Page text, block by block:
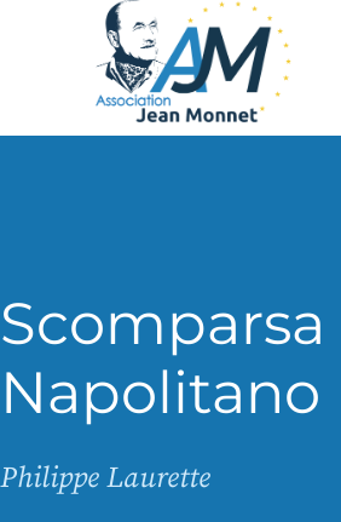
Napolitano
Philippe Laurette